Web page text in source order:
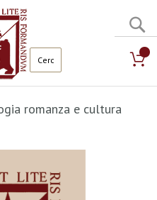
romanza e cultura